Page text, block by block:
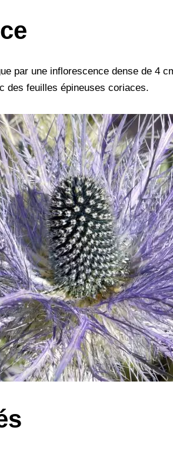
d
I
n
e
r
m
p
par une inflorescence dense de 4
des feuilles épineuses coriaces.